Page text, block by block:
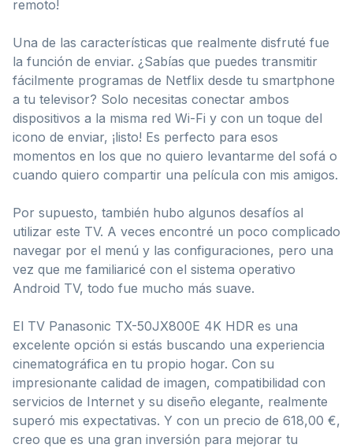
remoto!
Una de las características que realmente disfruté fue
la función de enviar. ¿Sabías que puedes transmitir
fácilmente programas de Netflix desde tu smartphone
a tu televisor? Solo necesitas conectar ambos
dispositivos a la misma red Wi-Fi y con un toque del
icono de enviar, ¡listo! Es perfecto para esos
momentos en los que no quiero levantarme del sofá o
cuando quiero compartir una película con mis amigos.
Por supuesto, también hubo algunos desafíos al
utilizar este TV. A veces encontré un poco complicado
navegar por el menú y las configuraciones, pero una
vez que me familiaricé con el sistema operativo
Android TV, todo fue mucho más suave.
El TV Panasonic TX-50JX800E 4K HDR es una
excelente opción si estás buscando una experiencia
cinematográfica en tu propio hogar. Con su
impresionante calidad de imagen, compatibilidad con
servicios de Internet y su diseño elegante, realmente
superó mis expectativas. Y con un precio de 618,00 €,
creo que es una gran inversión para mejorar tu